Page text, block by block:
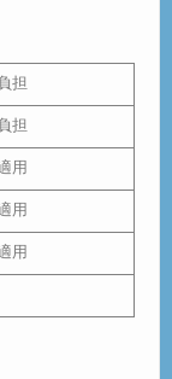
担
担
用
用
用